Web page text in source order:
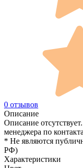
0 отзывов
Описание
Описание
менеджера по
* Не являются
РФ)
Характеристики